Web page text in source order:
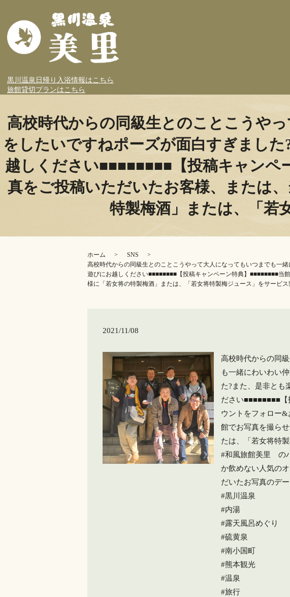
黒川温泉日帰り入浴情報はこちら
旅館貸切プランはこちら
高校時代からの同級生とのことこうや
をしたいですねポーズが面白すぎまし
越しください️■■■■■■■■【投稿キャン
真をご投稿いただいたお客様、または
特製梅酒」または、「若
ホーム
SNS
高校時代からの同級生とのことこうやって大人になってもいつまでも一
遊びにお越しください️■■■■■■■■【投稿キャンペーン特典】■■■■■■■■当
様に「若女将の特製梅酒」または、「若女将特製梅ジュース」をサービス
2021/11/08
高校時代からの同
も一緒にわいわい
た?また、是非とも
ださい️■■■■■■■■【
ウントをフォロー
館でお写真を撮ら
たは、「若女将特
#和風旅館美里 の
か飲めない人気の
だいたお写真のデ
#黒川温泉
#内湯
#露天風呂めぐり
#硫黄泉
#南小国町
#熊本観光
#温泉
#旅行